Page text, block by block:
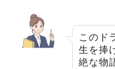
このド
生を捧
絶な物